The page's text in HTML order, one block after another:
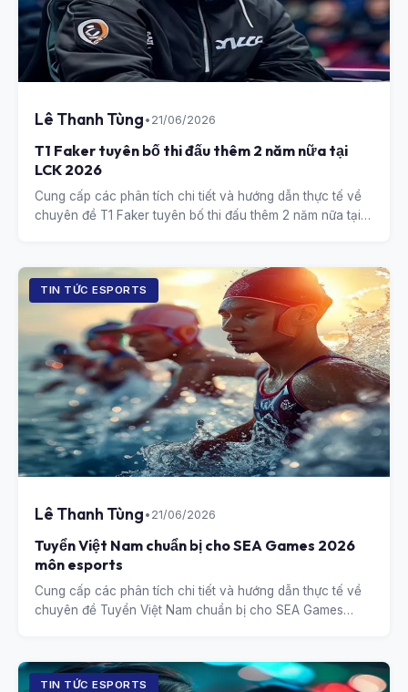
Lê Thanh Tùng • 21/06/2026
T1 Faker tuyên bố thi đấu thêm 2 năm nữa tại
LCK 2026
Cung cấp các phân tích chi tiết và hướng dẫn thực tế về
chuyên đề T1 Faker tuyên bố thi đấu thêm 2 năm nữa tại
TIN TỨC ESPORTS
Lê Thanh Tùng • 21/06/2026
Tuyển Việt Nam chuẩn bị cho SEA Games 2026
môn esports
Cung cấp các phân tích chi tiết và hướng dẫn thực tế về
chuyên đề Tuyển Việt Nam chuẩn bị cho SEA Games
TIN TỨC ESPORTS